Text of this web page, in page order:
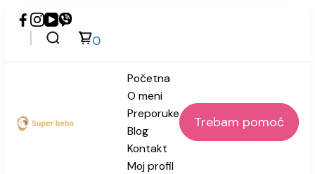
0
Super beba
Početna
O meni
Preporuke
Blog
Kontakt
Moj profil
Trebam pomoć